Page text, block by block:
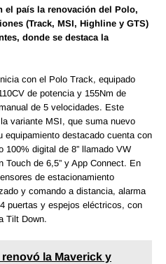
el país la renovación del Polo,
(Track, MSI, Highline y GTS)
donde se destaca la
con el Polo Track, equipado
de potencia y 155Nm de
de 5 velocidades. Este
variante MSI, que suma nuevo
equipamiento destacado cuenta con
100% digital de 8” llamado VW
Touch de 6,5” y App Connect. En
de estacionamiento
y comando a distancia, alarma
puertas y espejos eléctricos, con
Tilt Down.
renovó la Maverick y